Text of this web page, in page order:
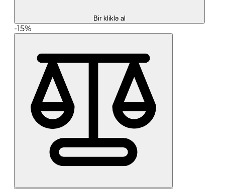
Bir kliklə al
-15%